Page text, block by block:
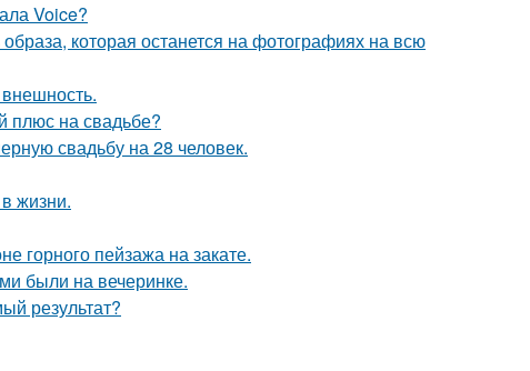
Voice?
которая останется на фотографиях на всю
плюс на свадьбе?
свадьбу на 28 человек.
жизни.
горного пейзажа на закате.
были на вечеринке.
результат?